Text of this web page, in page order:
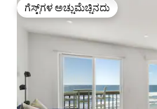
ಗೆಸ್ಟ್‌ಗಳ ಅಚ್ಚುಮೆಚ್ಚಿನದು
ಗೆಸ್ಟ್‌ಗಳ ಅಚ್ಚುಮೆಚ್ಚಿನದು